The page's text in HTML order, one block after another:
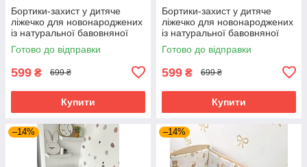
Бортики-захист у дитяче
ліжечко для новонароджених
із натуральної бавовняної
тканини з м’яким
наповнювачем із 4 частин
Готово до відправки
599 ₴ 699 ₴
Купити
Бортики-захист у дитяче
ліжечко для новонароджених
із натуральної бавовняної
тканини з м’яким
наповнювачем із 4 частин
Готово до відправки
599 ₴ 699 ₴
Купити
–14% –14%